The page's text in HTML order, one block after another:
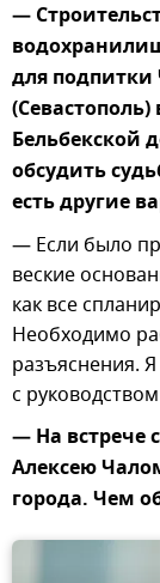
—
для
обсудить
есть другие
— Если было
веские
как все
Необходимо
разъяснения.
с
— На встрече
Алексею
города. Чем